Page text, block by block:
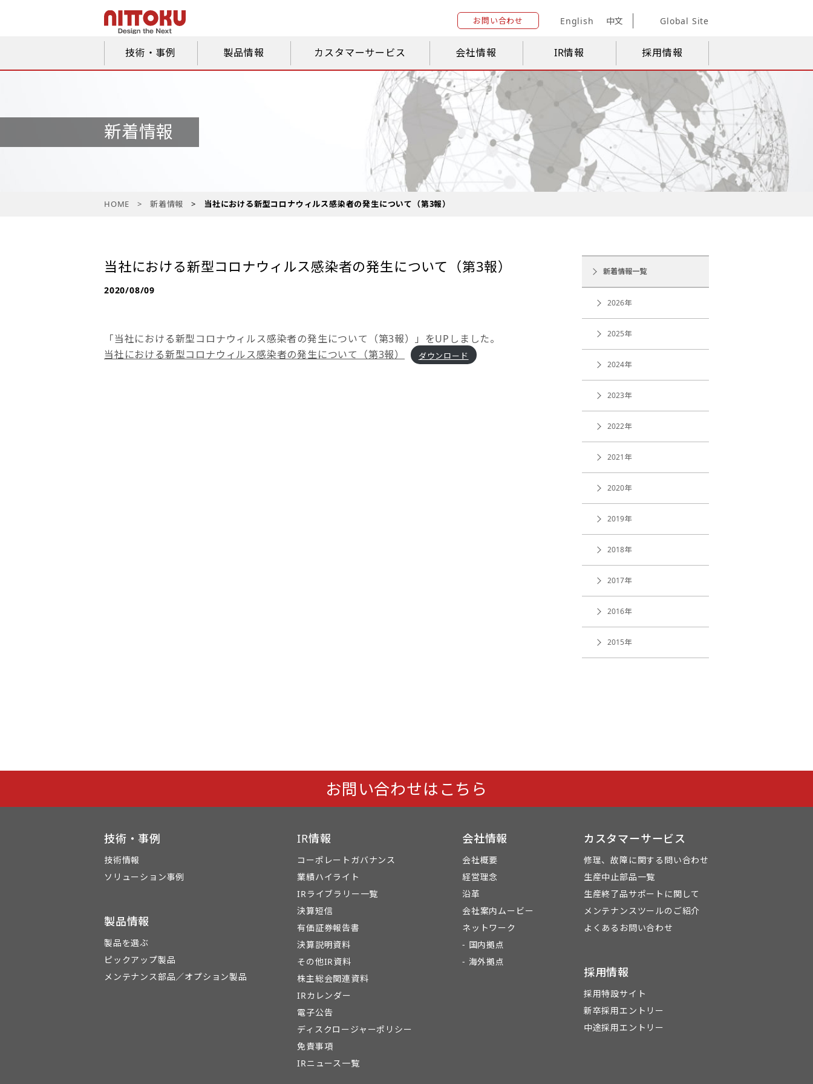
お問い合わせ English 中文 Global Site
技術・事例 製品情報 カスタマーサービス 会社情報 IR情報 採用情報
新着情報
HOME 新着情報 当社における新型コロナウィルス感染者の発生について（第3報）
当社における新型コロナウィルス感染者の発生について（第3報）
2020/08/09
「当社における新型コロナウィルス感染者の発生について（第3報）」をUPしました。
当社における新型コロナウィルス感染者の発生について（第3報）
ダウンロード
新着情報一覧
2026年
2025年
2024年
2023年
2022年
2021年
2020年
2019年
2018年
2017年
2016年
2015年
お問い合わせはこちら
技術・事例
技術情報
ソリューション事例
製品情報
製品を選ぶ
ピックアップ製品
メンテナンス部品／オプション製品
IR情報
コーポレートガバナンス
業績ハイライト
IRライブラリー一覧
決算短信
有価証券報告書
決算説明資料
その他IR資料
株主総会関連資料
IRカレンダー
電子公告
ディスクロージャーポリシー
免責事項
IRニュース一覧
会社情報
会社概要
経営理念
沿革
会社案内ムービー
ネットワーク
- 国内拠点
- 海外拠点
カスタマーサービス
修理、故障に関する問い合わせ
生産中止部品一覧
生産終了品サポートに関して
メンテナンスツールのご紹介
よくあるお問い合わせ
採用情報
採用特設サイト
新卒採用エントリー
中途採用エントリー